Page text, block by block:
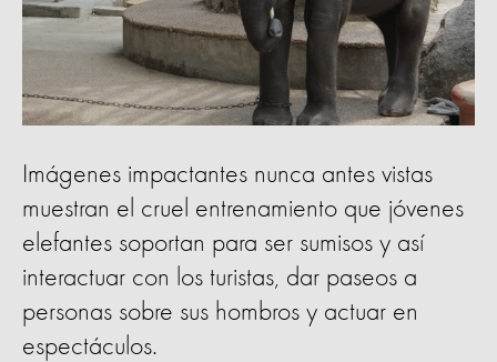
Imágenes impactantes nunca antes vistas
muestran el cruel entrenamiento que jóvenes
elefantes soportan para ser sumisos y así
interactuar con los turistas, dar paseos a
personas sobre sus hombros y actuar en
espectáculos.